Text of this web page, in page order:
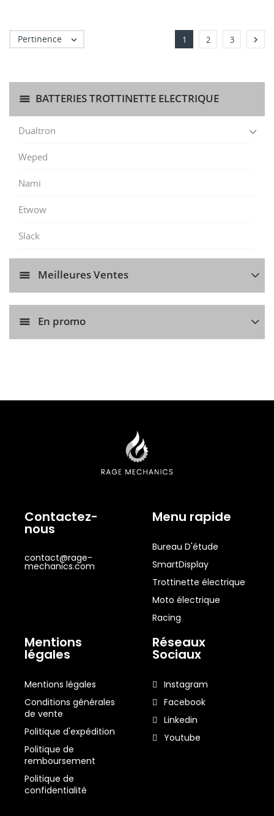
BATTERIES TROTTINETTE ELECTRIQUE
Dualtron
Weped
Nami
Etwow
Slack
Meilleures Ventes
En promo
Pertinence  1 2 3 
Contactez-
nous
contact@rage-
mechanics.com
Menu rapide
Bureau D'étude
SmartDisplay
Trottinette électrique
Moto électrique
Racing
Mentions
légales
Mentions légales
Conditions générales
de vente
Politique d'expédition
Politique de
remboursement
Politique de
confidentialité
Réseaux
Sociaux
Instagram
Facebook
Linkedin
Youtube